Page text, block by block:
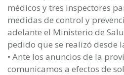
médicos y tres inspectores
medidas de control y
adelante el Ministerio de
pedido que se realizó desde
• Ante los anuncios de la
comunicamos a efectos de